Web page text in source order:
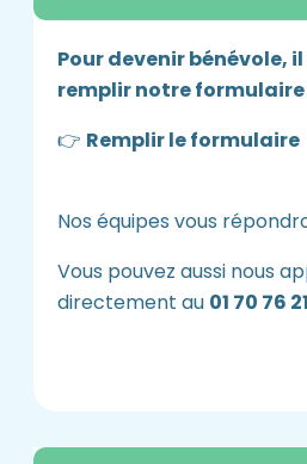
Pour devenir bénévole,
remplir notre
👉 Remplir le formulaire
Nos équipes vous
Vous pouvez aussi nous
directement au 01 70 76